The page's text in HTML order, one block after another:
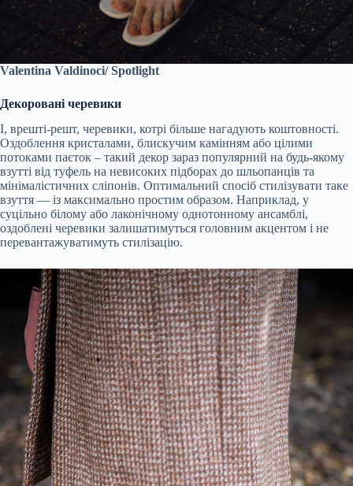
Valentina Valdinoci/ Spotlight
Декоровані черевики
І, врешті-решт, черевики, котрі більше нагадують коштовності.
Оздоблення кристалами, блискучим камінням або цілими
потоками паєток – такий декор зараз популярний на будь-якому
взутті від туфель на невисоких підборах до шльопанців та
мінімалістичних сліпонів. Оптимальний спосіб стилізувати таке
взуття — із максимально простим образом. Наприклад, у
суцільно білому або лаконічному однотонному ансамблі,
оздоблені черевики залишатимуться головним акцентом і не
перевантажуватимуть стилізацію.